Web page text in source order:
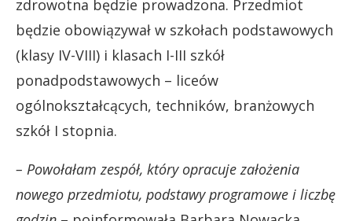
zdrowotna będzie prowadzona. Przedmiot
będzie obowiązywał w szkołach podstawowych
(klasy IV-VIII) i klasach I-III szkół
ponadpodstawowych – liceów
ogólnokształcących, techników, branżowych
szkół I stopnia.
– Powołałam zespół, który opracuje założenia
nowego przedmiotu, podstawy programowe i liczbę